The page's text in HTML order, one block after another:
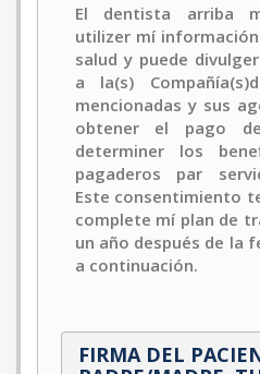
El dentista arriba
utilizer mí
salud y puede
a la(s)
mencionadas y sus
obtener el pago
determiner los
pagaderos par
Este consentimiento
complete mí plan de
un año después de la
a continuación.
FIRMA DEL